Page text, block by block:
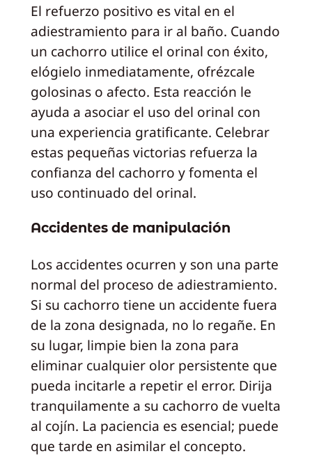
El refuerzo positivo es vital en el
adiestramiento para ir al baño. Cuando
un cachorro utilice el orinal con éxito,
elógielo inmediatamente, ofrézcale
golosinas o afecto. Esta reacción le
ayuda a asociar el uso del orinal con
una experiencia gratificante. Celebrar
estas pequeñas victorias refuerza la
confianza del cachorro y fomenta el
uso continuado del orinal.
Accidentes de manipulación
Los accidentes ocurren y son una parte
normal del proceso de adiestramiento.
Si su cachorro tiene un accidente fuera
de la zona designada, no lo regañe. En
su lugar, limpie bien la zona para
eliminar cualquier olor persistente que
pueda incitarle a repetir el error. Dirija
tranquilamente a su cachorro de vuelta
al cojín. La paciencia es esencial; puede
que tarde en asimilar el concepto.